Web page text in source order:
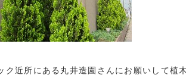
ク近所にある丸井造園さんにお願いして植